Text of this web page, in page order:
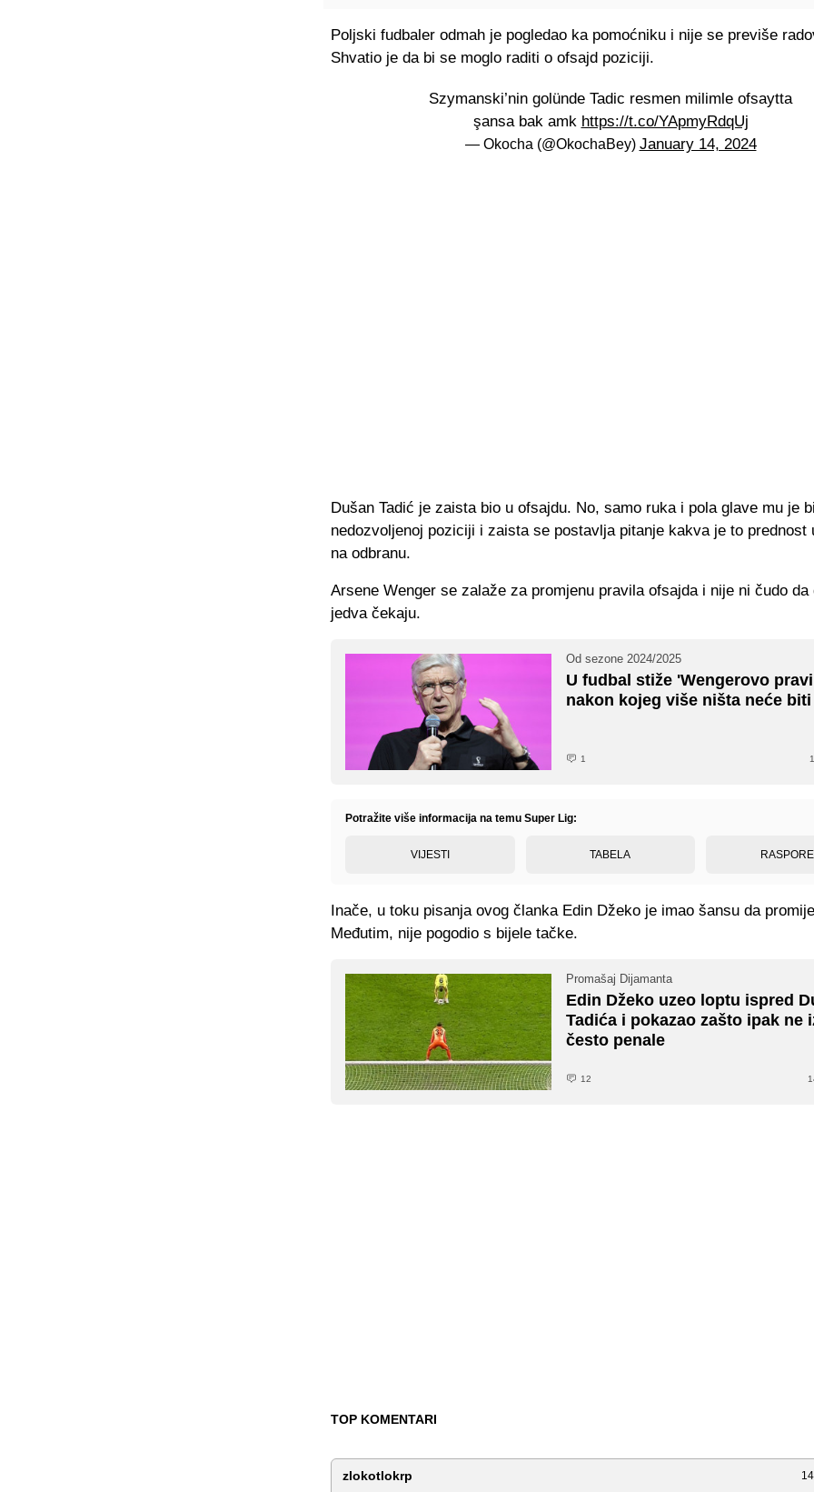
Poljski fudbaler odmah je pogledao ka pomoćniku i nije se previše
Shvatio je da bi se moglo raditi o ofsajd poziciji.
Szymanski’nin golünde Tadic resmen milimle ofsaytta
şansa bak amk https://t.co/YApmyRdqUj
— Okocha (@OkochaBey) January 14, 2024
Dušan Tadić je zaista bio u ofsajdu. No, samo ruka i pola glave mu je
nedozvoljenoj poziciji i zaista se postavlja pitanje kakva je to prednost
na odbranu.
Arsene Wenger se zalaže za promjenu pravila ofsajda i nije ni čudo da
jedva čekaju.
Od sezone 2024/2025
U fudbal stiže 'Wengerovo
nakon kojeg više ništa neće
1
Potražite više informacija na temu Super Lig:
VIJESTI TABELA
Inače, u toku pisanja ovog članka Edin Džeko je imao šansu da
Međutim, nije pogodio s bijele tačke.
Promašaj Dijamanta
Edin Džeko uzeo loptu ispred
Tadića i pokazao zašto ipak ne
često penale
12
TOP KOMENTARI
zlokotlokrp